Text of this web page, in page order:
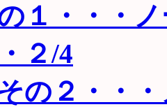
１・・・
２/4
・・ノ